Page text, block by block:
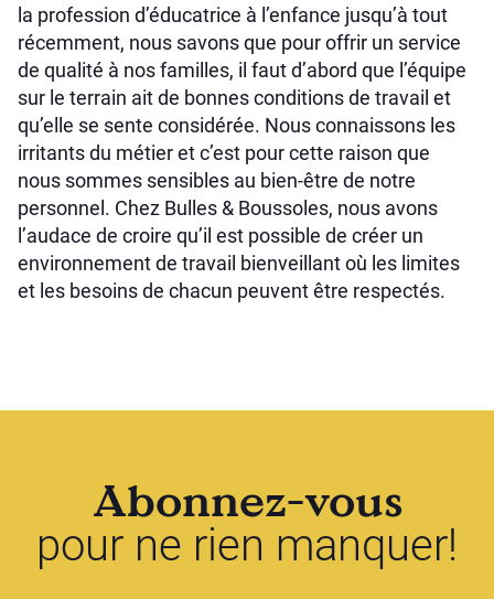
la profession d’éducatrice à l’enfance jusqu’à tout
récemment, nous savons que pour offrir un service
de qualité à nos familles, il faut d’abord que l’équipe
sur le terrain ait de bonnes conditions de travail et
qu’elle se sente considérée. Nous connaissons les
irritants du métier et c’est pour cette raison que
nous sommes sensibles au bien-être de notre
personnel. Chez Bulles & Boussoles, nous avons
l’audace de croire qu’il est possible de créer un
environnement de travail bienveillant où les limites
et les besoins de chacun peuvent être respectés.
Abonnez-vous
pour ne rien manquer!